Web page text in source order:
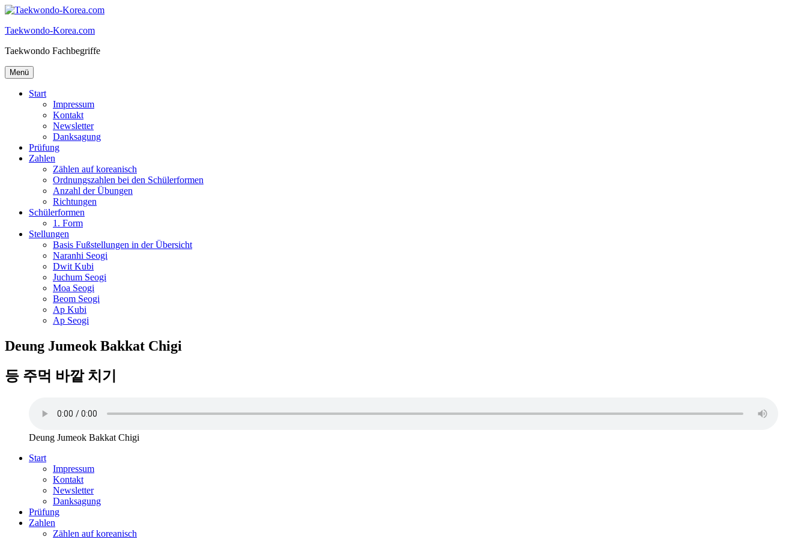
Zum
springen
Taekwondo-Korea.com
Taekwondo Fachbegriffe
Menü
Start
Impressum
Kontakt
Newsletter
Danksagung
Prüfung
Zahlen
Zählen auf koreanisch
Ordnungszahlen bei den Schülerformen
Anzahl der Übungen
Richtungen
Schülerformen
1. Form
Stellungen
Basis Fußstellungen in der Übersicht
Naranhi Seogi
Dwit Kubi
Juchum Seogi
Moa Seogi
Beom Seogi
Ap Kubi
Ap Seogi
Deung Jumeok Bakkat Chigi
등 주먹 바깥 치기
Deung Jumeok Bakkat Chigi
Start
Impressum
Kontakt
Newsletter
Danksagung
Prüfung
Zahlen
Zählen auf koreanisch